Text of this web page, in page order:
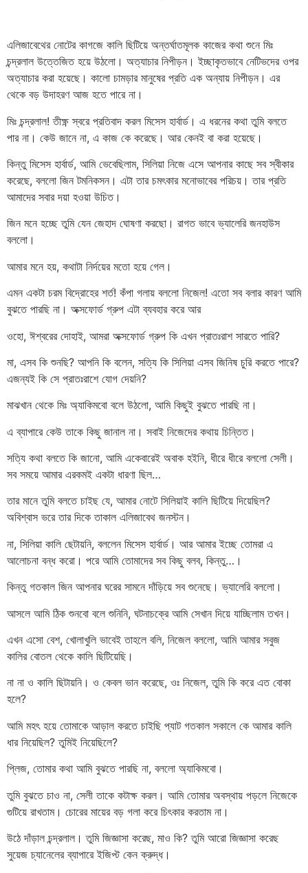
এলিজাবেথের নোটের কাগজে কালি ছিটিয়ে অন্তর্ঘাতমূলক কাজের কথা শুনে মিঃ
চন্দ্রলাল উত্তেজিত হয়ে উঠলো। অত্যাচার নিপীড়ন। ইচ্ছাকৃতভাবে নেটিভদের ওপর
অত্যাচার করা হয়েছে। কালো চামড়ার মানুষের প্রতি এক অন্যায় নিপীড়ন। এর
থেকে বড় উদাহরণ আজ হতে পারে না।
মিঃ চন্দ্রলাল! তীক্ষ্ণ স্বরে প্রতিবাদ করল মিসেস হার্বার্ড। এ ধরনের কথা তুমি বলতে
পার না। কেউ জানে না, এ কাজ কে করেছে। আর কেনই বা করা হয়েছে।
কিন্তু মিসেস হার্বার্ড, আমি ভেবেছিলাম, সিলিয়া নিজে এসে আপনার কাছে সব স্বীকার
করেছে, বললো জিন টমনিকসন। এটা তার চমৎকার মনোভাবের পরিচয়। তার প্রতি
আমাদের সবার দয়া হওয়া উচিত।
জিন মনে হচ্ছে তুমি যেন জেহাদ ঘোষণা করছো। রাগত ভাবে ভ্যালেরি জনহাউস
বললো।
আমার মনে হয়, কথাটা নির্দয়ের মতো হয়ে গেল।
এমন একটা চরম বিদ্রোহের শর্ত! কঁপা গলায় বললো নিজেল! এতো সব বলার কারণ আমি
বুঝতে পারছি না। অক্সফোর্ড গ্রুপ এটা ব্যবহার করে আর
ওহো, ঈশ্বরের দোহাই, আমরা অক্সফোর্ড গ্রুপ কি এখন প্রাতঃরাশ সারতে পারি?
মা, এসব কি শুনছি? আপনি কি বলেন, সত্যি কি সিলিয়া এসব জিনিষ চুরি করতে পারে?
এজন্যই কি সে প্রাতঃরাশে যোগ দেয়নি?
মাঝখান থেকে মিঃ অ্যাকিমবো বলে উঠলো, আমি কিছুই বুঝতে পারছি না।
এ ব্যাপারে কেউ তাকে কিছু জানাল না। সবাই নিজেদের কথায় চিন্তিত।
সত্যি কথা বলতে কি জানো, আমি একেবারেই অবাক হইনি, ধীরে ধীরে বললো সেলী।
সব সময়ে আমার এরকমই একটা ধারণা ছিল…
তার মানে তুমি বলতে চাইছ যে, আমার নোটে সিলিয়াই কালি ছিটিয়ে দিয়েছিল?
অবিশ্বাস ভরে তার দিকে তাকাল এলিজাবেথ জনস্টন।
না, সিলিয়া কালি ছেটায়নি, বললেন মিসেস হার্বার্ড। আর আমার ইচ্ছে তোমরা এ
আলোচনা বন্ধ করো। পরে আমি তোমাদের সব কিছু বলব, কিন্তু…।
কিন্তু গতকাল জিন আপনার ঘরের সামনে দাঁড়িয়ে সব শুনেছে। ভ্যালেরি বললো।
আসলে আমি ঠিক শুনবো বলে শুনিনি, ঘটনাচক্রে আমি সেখান দিয়ে যাচ্ছিলাম তখন।
এখন এসো বেশ, খোলাখুলি ভাবেই তাহলে বলি, নিজেল বললো, আমি আমার সবুজ
কালির বোতল থেকে কালি ছিটিয়েছি।
না না ও কালি ছিটায়নি। ও কেবল ভান করেছে, ওঃ নিজেল, তুমি কি করে এত বোকা
হলে?
আমি মহৎ হয়ে তোমাকে আড়াল করতে চাইছি প্যাট গতকাল সকালে কে আমার কালি
ধার নিয়েছিল? তুমিই নিয়েছিলে?
প্লিজ, তোমার কথা আমি বুঝতে পারছি না, বললো অ্যাকিমবো।
তুমি বুঝতে চাও না, সেলী তাকে কটাক্ষ করল। আমি তোমার অবস্থায় পড়লে নিজেকে
গুটিয়ে রাখতাম। চোরের মায়ের বড় গলা করে চিৎকার করতাম না।
উঠে দাঁড়াল চন্দ্রলাল। তুমি জিজ্ঞাসা করেছ, মাও কি? তুমি আরো জিজ্ঞাসা করেছ
সুয়েজ চ্যানেলের ব্যাপারে ইজিপ্ট কেন ক্রুদ্ধ।